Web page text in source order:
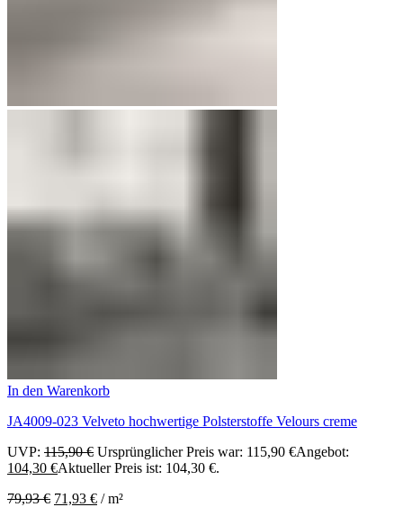
In den Warenkorb
JA4009-023 Velveto hochwertige Polsterstoffe Velours creme
UVP: 115,90€ Ursprünglicher Preis war: 115,90 €Angebot:
104,30 €Aktueller Preis ist: 104,30 €.
79,93€ 71,93 € /m²